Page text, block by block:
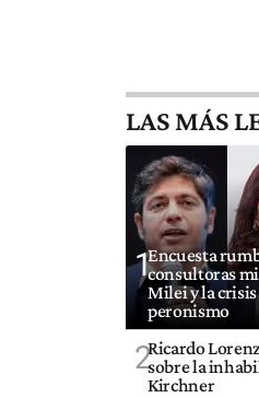
LAS MÁS
1Encuesta
consultoras
Milei y la
peronismo
2Ricardo
sobre la
Kirchner